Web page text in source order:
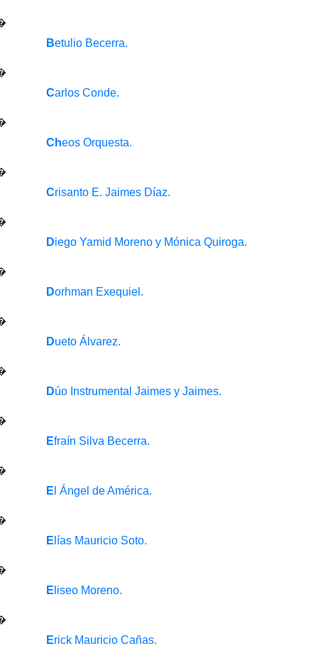
Betulio Becerra.
Carlos Conde.
Cheos Orquesta.
Crisanto E. Jaimes Díaz.
Diego Yamid Moreno y Mónica Quiroga.
Dorhman Exequiel.
Dueto Álvarez.
Dúo Instrumental Jaimes y Jaimes.
Efraín Silva Becerra.
E l Ángel de América.
E lías Mauricio Soto.
E liseo Moreno.
Erick Mauricio Cañas.